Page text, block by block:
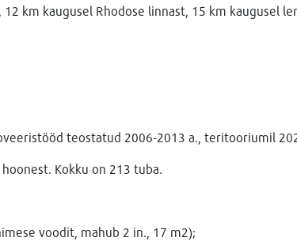
km kaugusel Rhodose linnast, 15 km kaugusel
teostatud 2006-2013 a., teritooriumil
Kokku on 213 tuba.
voodit, mahub 2 in., 17 m2);